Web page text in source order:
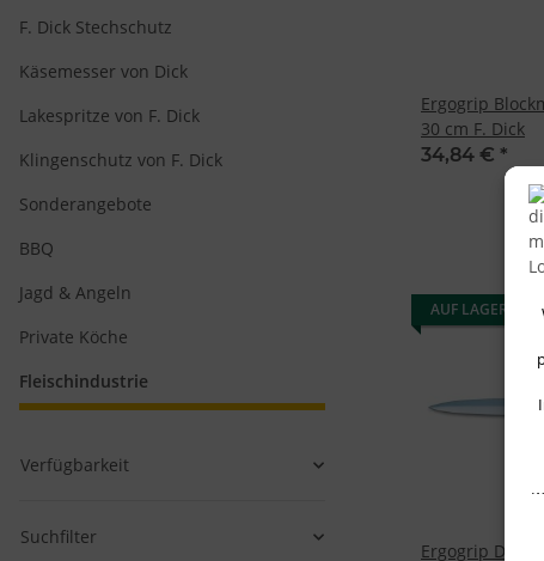
Ergogrip
30 cm F. Dick
34,84 € *
AUF LAGER
Ergogrip
F. Dick Stechschutz
Käsemesser von Dick
Lakespritze von F. Dick
Klingenschutz von F. Dick
Sonderangebote
BBQ
Jagd & Angeln
Private Köche
Fleischindustrie
Verfügbarkeit
Suchfilter